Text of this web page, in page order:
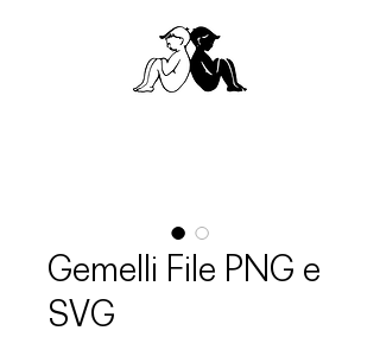
Gemelli File PNG e
SVG